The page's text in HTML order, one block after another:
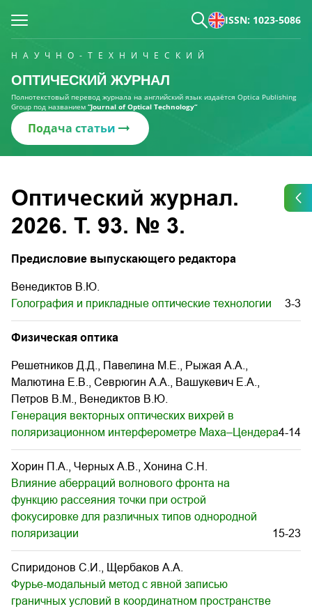
ISSN: 1023-5086
НАУЧНО-ТЕХНИЧЕСКИЙ
ОПТИЧЕСКИЙ ЖУРНАЛ
Полнотекстовый перевод журнала на английский язык издаётся Optica Publishing
Group под названием “Journal of Optical Technology“
Подача статьи
Оптический журнал.
2026. Т. 93. № 3.
Предисловие выпускающего редактора
Венедиктов В.Ю.
Голография и прикладные оптические технологии
3-3
Физическая оптика
Решетников Д.Д., Павелина М.Е., Рыжая А.А.,
Малютина Е.В., Севрюгин А.А., Вашукевич Е.А.,
Петров В.М., Венедиктов В.Ю.
Генерация векторных оптических вихрей в
поляризационном интерферометре Маха–Цендера4-14
Хорин П.А., Черных А.В., Хонина С.Н.
Влияние аберраций волнового фронта на
функцию рассеяния точки при острой
фокусировке для различных типов однородной
поляризации
15-23
Спиридонов С.И., Щербаков А.А.
Фурье-модальный метод с явной записью
граничных условий в координатном пространстве